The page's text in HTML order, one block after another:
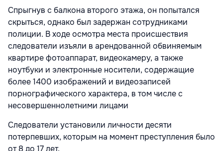
Спрыгнув с балкона второго этажа, он попытался
скрыться, однако был задержан сотрудниками
полиции. В ходе осмотра места происшествия
следователи изъяли в арендованной обвиняемым
квартире фотоаппарат, видеокамеру, а также
ноутбуки и электронные носители, содержащие
более 1400 изображений и видеозаписей
порнографического характера, в том числе с
несовершеннолетними лицами
Следователи установили личности десяти
потерпевших, которым на момент преступления было